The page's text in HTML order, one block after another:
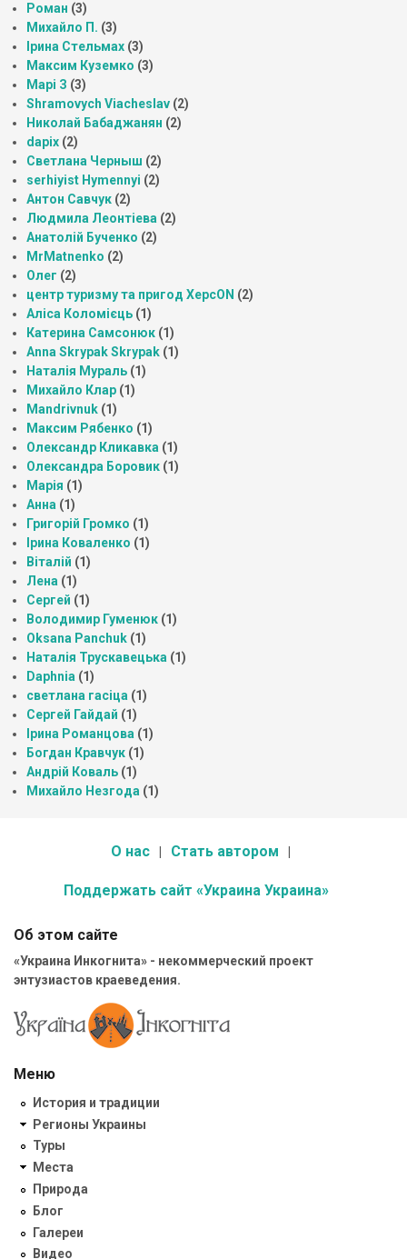
Роман (3)
Михайло П. (3)
Ірина Стельмах (3)
Максим Куземко (3)
Марі З (3)
Shramovych Viacheslav (2)
Николай Бабаджанян (2)
dapix (2)
Светлана Черныш (2)
serhiyist Hymennyi (2)
Антон Савчук (2)
Людмила Леонтіева (2)
Анатолій Бученко (2)
MrMatnenko (2)
Олег (2)
центр туризму та пригод ХерсON (2)
Аліса Коломієць (1)
Катерина Самсонюк (1)
Anna Skrypak Skrypak (1)
Наталія Мураль (1)
Михайло Клар (1)
Mandrivnuk (1)
Максим Рябенко (1)
Олександр Кликавка (1)
Олександра Боровик (1)
Марія (1)
Анна (1)
Григорій Громко (1)
Ірина Коваленко (1)
Віталій (1)
Лена (1)
Сергей (1)
Володимир Гуменюк (1)
Oksana Panchuk (1)
Наталія Трускавецька (1)
Daphnia (1)
светлана гасіца (1)
Сергей Гайдай (1)
Ірина Романцова (1)
Богдан Кравчук (1)
Андрій Коваль (1)
Михайло Незгода (1)
О нас Стать автором
Поддержать сайт «Украина Украина»
Об этом сайте
«Украина Инкогнита» - некоммерческий проект
энтузиастов краеведения.
Меню
История и традиции
Регионы Украины
Туры
Места
Природа
Блог
Галереи
Видео